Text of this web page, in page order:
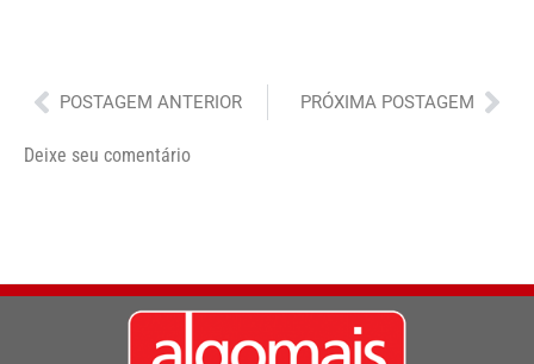
Anterior
POSTAGEM ANTERIOR PRÓXIMA POSTAGEM
Deixe seu comentário